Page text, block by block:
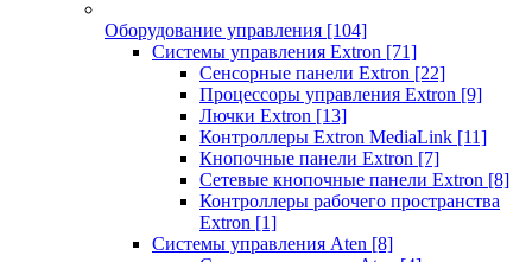
Оборудование управления [104]
Системы управления Extron [71]
Сенсорные панели Extron [22]
Процессоры управления Extron [9]
Лючки Extron [13]
Контроллеры Extron MediaLink [11]
Кнопочные панели Extron [7]
Сетевые кнопочные панели Extron [8]
Контроллеры рабочего пространства
Extron [1]
Системы управления Aten [8]